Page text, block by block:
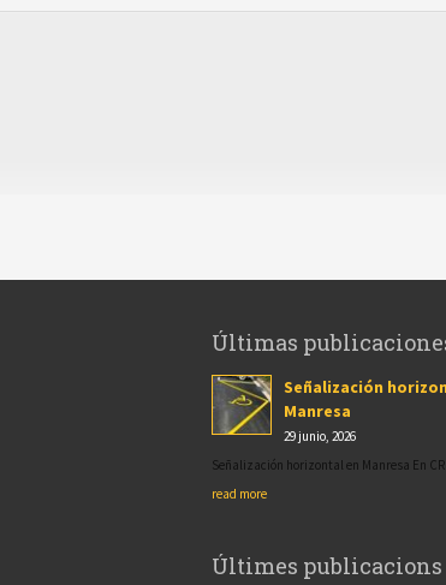
Últimas
Señalización
Manresa
29 junio, 2026
Señalización horizontal en Manresa En
read more
Últimes publicacions